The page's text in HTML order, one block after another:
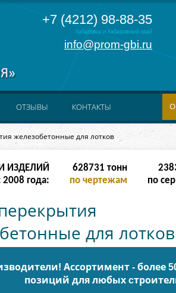
+7 (4212) 98-88-35
Хабаровск и Хабаровский край
info@prom-gbi.ru
железобетонные для лотков
ОТЗЫВЫ КОНТАКТЫ
ИЗДЕЛИЙ
2008 года:
628731 тонн
по чертежам
по
для
Ассортимент - более
позиций для любых